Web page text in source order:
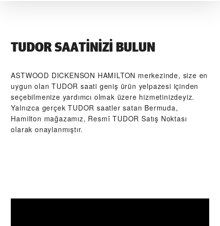
TUDOR SAATINIZI BULUN
‭ASTWOOD DICKENSON HAMILTON‬ merkezinde, size en
uygun olan TUDOR saati geniş ürün yelpazesi içinden
seçebilmenize yardımcı olmak üzere hizmetinizdeyiz.
Yalnızca gerçek TUDOR saatler satan Bermuda,
Hamilton mağazamız, Resmî TUDOR Satış Noktası
olarak onaylanmıştır.